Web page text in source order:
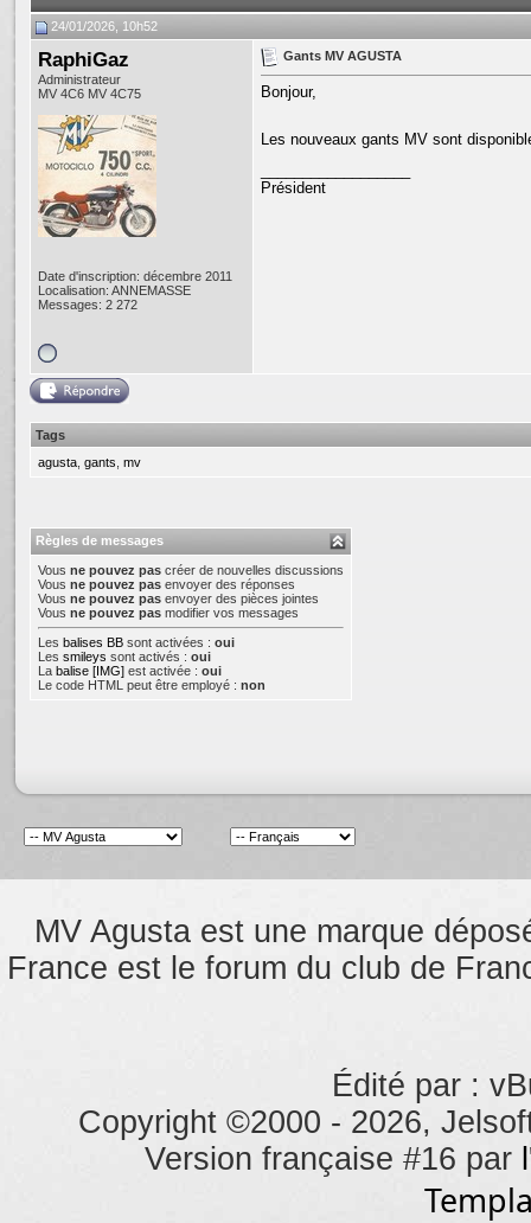
24/01/2026, 10h52
RaphiGaz
Administrateur
MV 4C6 MV 4C75
Date d'inscription: décembre 2011
Localisation: ANNEMASSE
Messages: 2 272
Gants MV AGUSTA
Bonjour,
Les nouveaux gants MV sont
Président
Tags
agusta gants mv
Règles de messages
Vous ne pouvez pas créer de nouvelles discussions
Vous ne pouvez pas envoyer des réponses
Vous ne pouvez pas envoyer des pièces jointes
Vous ne pouvez pas modifier vos messages
Les balises BB sont activées : oui
Les smileys sont activés : oui
La balise [IMG] est activée : oui
Le code HTML peut être employé : non
MV Agusta est une marque
France est le forum du club de
Édité par :
Copyright ©2000 - 2026,
Version française #16 par